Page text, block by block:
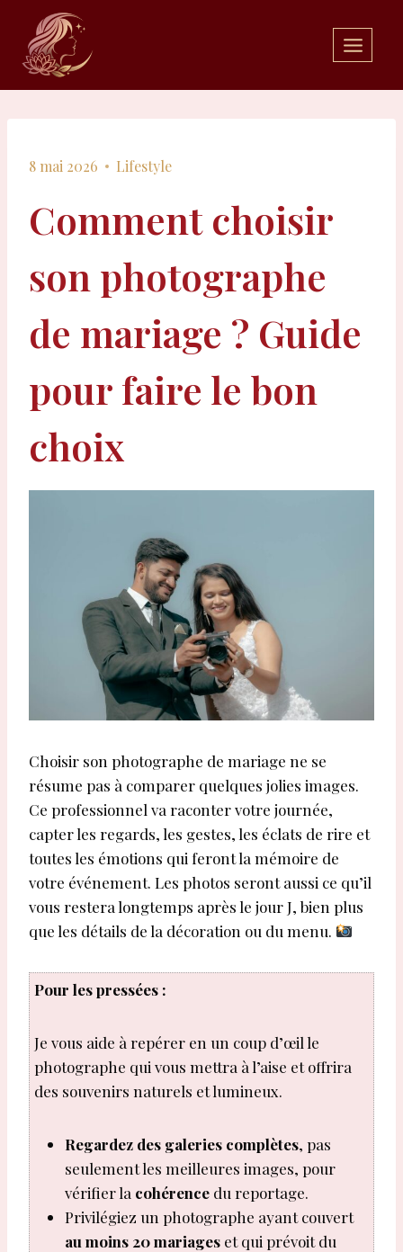
contenu
8 mai 2026 Lifestyle
Comment choisir
son photographe
de mariage ? Guide
pour faire le bon
choix
Choisir son photographe de mariage ne se
résume pas à comparer quelques jolies images.
Ce professionnel va raconter votre journée,
capter les regards, les gestes, les éclats de rire et
toutes les émotions qui feront la mémoire de
votre événement. Les photos seront aussi ce qu’il
vous restera longtemps après le jour J, bien plus
que les détails de la décoration ou du menu.
Pour les pressées :
Je vous aide à repérer en un coup d’œil le
photographe qui vous mettra à l’aise et offrira
des souvenirs naturels et lumineux.
Regardez des galeries complètes, pas
seulement les meilleures images, pour
vérifier la cohérence du reportage.
Privilégiez un photographe ayant couvert
au moins 20 mariages et qui prévoit du